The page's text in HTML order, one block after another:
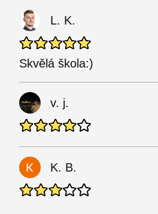
L. K.
Skvělá škola:)
v. j.
K. B.